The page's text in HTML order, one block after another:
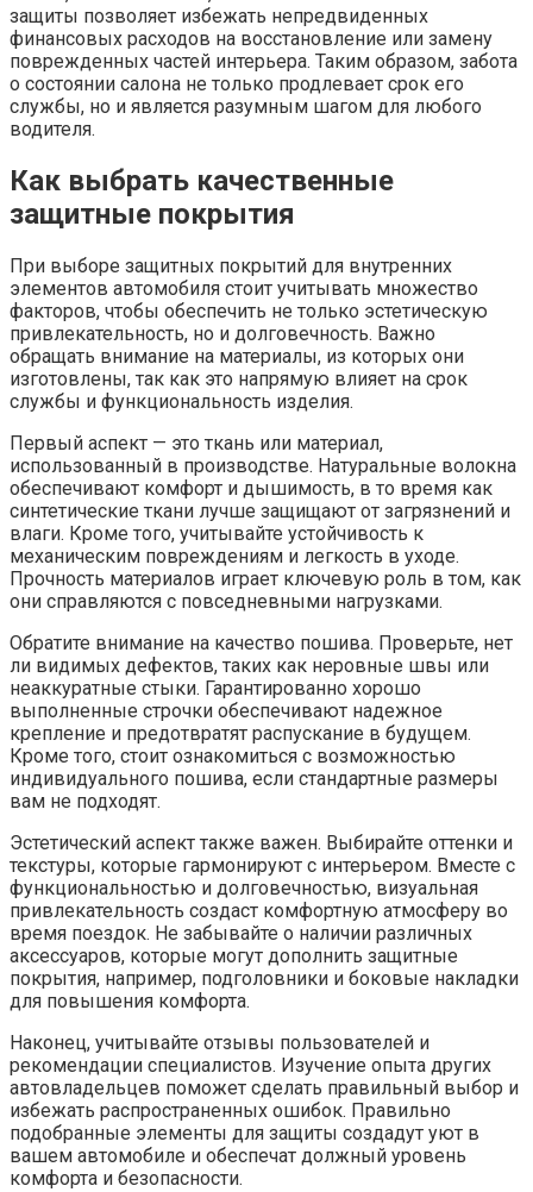
защиты позволяет избежать непредвиденных
финансовых расходов на восстановление или замену
поврежденных частей интерьера. Таким образом, забота
о состоянии салона не только продлевает срок его
службы, но и является разумным шагом для любого
водителя.
Как выбрать качественные
защитные покрытия
При выборе защитных покрытий для внутренних
элементов автомобиля стоит учитывать множество
факторов, чтобы обеспечить не только эстетическую
привлекательность, но и долговечность. Важно
обращать внимание на материалы, из которых они
изготовлены, так как это напрямую влияет на срок
службы и функциональность изделия.
Первый аспект — это ткань или материал,
использованный в производстве. Натуральные волокна
обеспечивают комфорт и дышимость, в то время как
синтетические ткани лучше защищают от загрязнений и
влаги. Кроме того, учитывайте устойчивость к
механическим повреждениям и легкость в уходе.
Прочность материалов играет ключевую роль в том, как
они справляются с повседневными нагрузками.
Обратите внимание на качество пошива. Проверьте, нет
ли видимых дефектов, таких как неровные швы или
неаккуратные стыки. Гарантированно хорошо
выполненные строчки обеспечивают надежное
крепление и предотвратят распускание в будущем.
Кроме того, стоит ознакомиться с возможностью
индивидуального пошива, если стандартные размеры
вам не подходят.
Эстетический аспект также важен. Выбирайте оттенки и
текстуры, которые гармонируют с интерьером. Вместе с
функциональностью и долговечностью, визуальная
привлекательность создаст комфортную атмосферу во
время поездок. Не забывайте о наличии различных
аксессуаров, которые могут дополнить защитные
покрытия, например, подголовники и боковые накладки
для повышения комфорта.
Наконец, учитывайте отзывы пользователей и
рекомендации специалистов. Изучение опыта других
автовладельцев поможет сделать правильный выбор и
избежать распространенных ошибок. Правильно
подобранные элементы для защиты создадут уют в
вашем автомобиле и обеспечат должный уровень
комфорта и безопасности.